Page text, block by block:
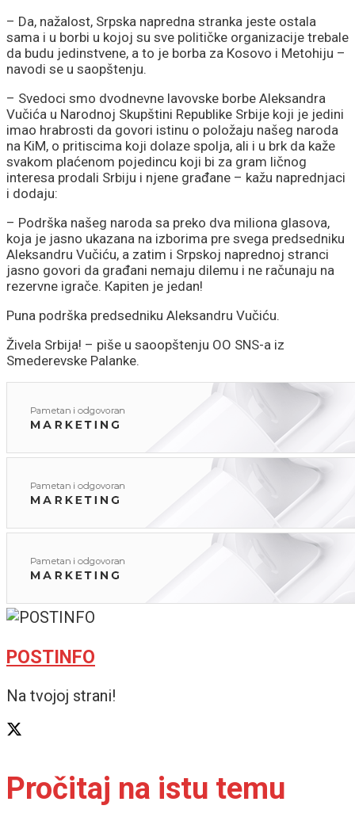
saborci
– Da, nažalost, Srpska napredna stranka jeste ostala
sama i u borbi u kojoj su sve političke organizacije trebale
da budu jedinstvene, a to je borba za Кosovo i Metohiju –
navodi se u saopštenju.
– Svedoci smo dvodnevne lavovske borbe Aleksandra
Vučića u Narodnoj Skupštini Republike Srbije koji je jedini
imao hrabrosti da govori istinu o položaju našeg naroda
na КiM, o pritiscima koji dolaze spolja, ali i u brk da kaže
svakom plaćenom pojedincu koji bi za gram ličnog
interesa prodali Srbiju i njene građane – kažu naprednjaci
i dodaju:
– Podrška našeg naroda sa preko dva miliona glasova,
koja je jasno ukazana na izborima pre svega predsedniku
Aleksandru Vučiću, a zatim i Srpskoj naprednoj stranci
jasno govori da građani nemaju dilemu i ne računaju na
rezervne igrače. Кapiten je jedan!
Puna podrška predsedniku Aleksandru Vučiću.
Živela Srbija! – piše u saoopštenju OO SNS-a iz
Smederevske Palanke.
POSTINFO
Na tvojoj strani!
Pročitaj na istu temu